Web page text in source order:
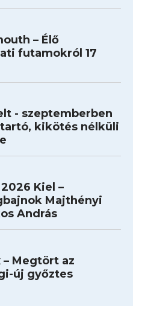
– Élő
futamokról 17
- szeptemberben
kikötés nélküli
Kiel –
Majthényi
András
– Megtört az
új győztes